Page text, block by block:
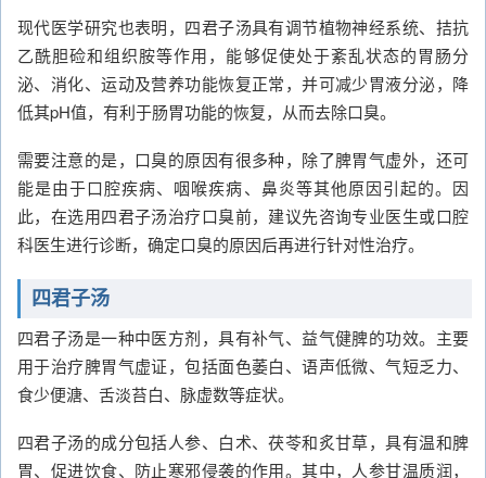
现代医学研究也表明，四君子汤具有调节植物神经系统、拮抗
乙酰胆硷和组织胺等作用，能够促使处于紊乱状态的胃肠分
泌、消化、运动及营养功能恢复正常，并可减少胃液分泌，降
低其pH值，有利于肠胃功能的恢复，从而去除口臭。
需要注意的是，口臭的原因有很多种，除了脾胃气虚外，还可
能是由于口腔疾病、咽喉疾病、鼻炎等其他原因引起的。因
此，在选用四君子汤治疗口臭前，建议先咨询专业医生或口腔
科医生进行诊断，确定口臭的原因后再进行针对性治疗。
四君子汤
四君子汤是一种中医方剂，具有补气、益气健脾的功效。主要
用于治疗脾胃气虚证，包括面色萎白、语声低微、气短乏力、
食少便溏、舌淡苔白、脉虚数等症状。
四君子汤的成分包括人参、白术、茯苓和炙甘草，具有温和脾
胃、促进饮食、防止寒邪侵袭的作用。其中，人参甘温质润，